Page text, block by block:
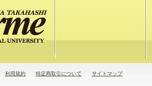
利用規約 特定商取引について サイトマップ